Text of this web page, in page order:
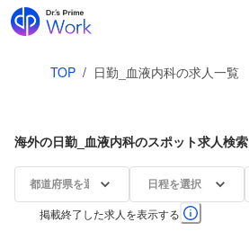
TOP / 日勤_血液内科の求人一覧
海外の日勤_血液内科のスポット求人検索
都道府県を選択 日程を選択
掲載終了した求人を表示する